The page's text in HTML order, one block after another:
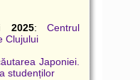
:Centrul
Clujului
Japoniei.
studenților